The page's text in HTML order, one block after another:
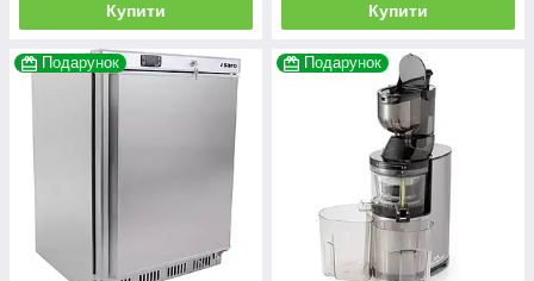
Купити Купити
Подарунок Подарунок